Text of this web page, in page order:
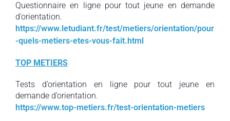
Questionnaire en ligne pour tout jeune en demande
d’orientation.
https://www.letudiant.fr/test/metiers/orientation/pour
-quels-metiers-etes-vous-fait.html
TOP METIERS
Tests d’orientation en ligne pour tout jeune en
demande d’orientation.
https://www.top-metiers.fr/test-orientation-metiers